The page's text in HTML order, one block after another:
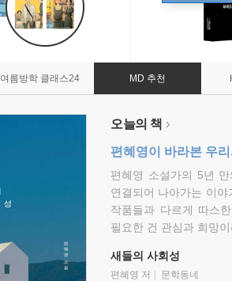
여름방학 클래스24 MD 추천
오늘의 책
편혜영이 바라본 우
편혜영 소설가의 5년
연결되어 나아가는 이
작품들과 다르게 따스
필요한 건 관심과 희망
새들의 사회성
편혜영 저 문학동네